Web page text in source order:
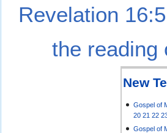
Revelation
the reading
New
Gospel of
20 21 22
Gospel of